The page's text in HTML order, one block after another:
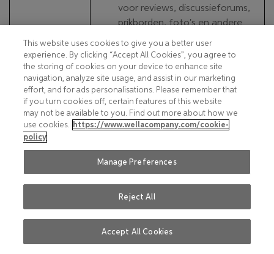
Wij
verzamelen :
voor reviews, discussieforums,
prikborden, foto's en andere
openbare functies ('
Forums').
De gegevens van uw sociale
media-account, bijvoorbeeld
uw gebruikersnaam en
gebruikersnaam voor sociale
media.
wordt verzameld,
cookies zoals Facebook Pixels,
evenals uw IP-adres,
informatie over uw browser en
apparaat, en het adres van de
webpagina van de
This website uses cookies to give you a better user
experience. By clicking “Accept All Cookies”, you agree to
the storing of cookies on your device to enhance site
navigation, analyze site usage, and assist in our marketing
effort, and for ads personalisations. Please remember that
if you turn cookies off, certain features of this website
may not be available to you. Find out more about how we
use cookies. https://www.wellacompany.com/cookie-
policy
Manage Preferences
Reject All
Accept All Cookies